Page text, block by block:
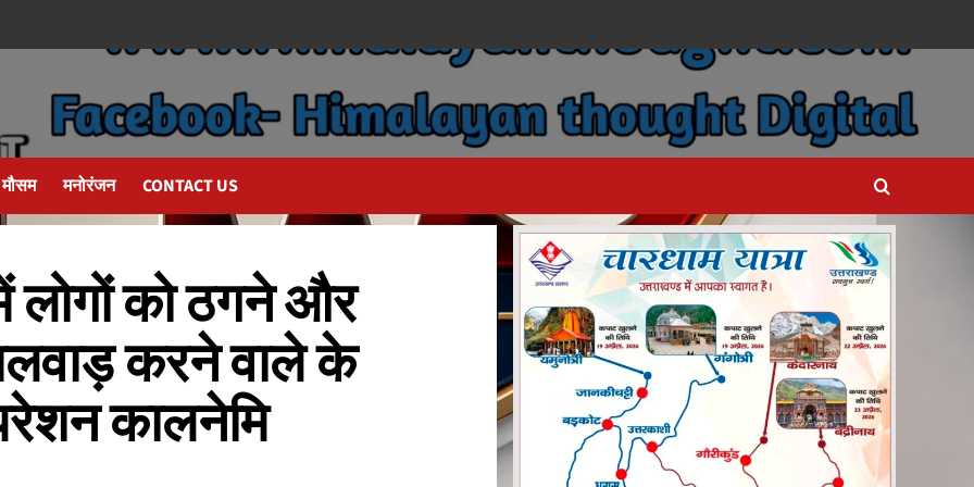
मौसम मनोरंजन CONTACT US
को ठगने और
करने वाले के
कालनेमि